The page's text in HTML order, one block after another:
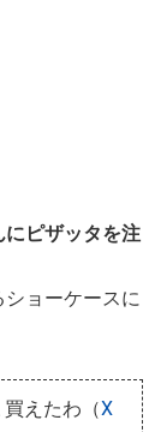
にピザッタを注
ショーケースに
えたわ（X